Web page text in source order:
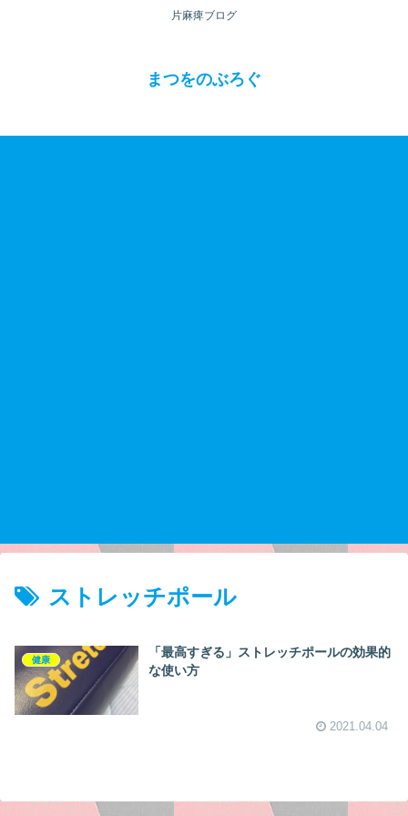
片麻痺ブログ
まつをのぶろぐ
ストレッチポール
健康
「最高すぎる」ストレッチポールの効果的
な使い方
2021.04.04